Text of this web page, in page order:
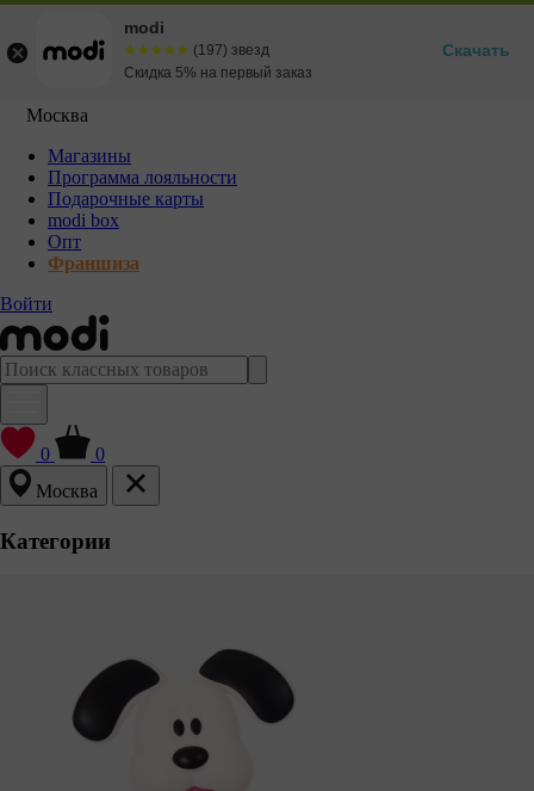
Москва
Магазины
Программа лояльности
Подарочные карты
modi box
Опт
Франшиза
Войти
0
0
Москва
Категории
modi
☆☆☆☆☆
★★★★★ (197) звезд
Скидка 5% на первый заказ
Скачать